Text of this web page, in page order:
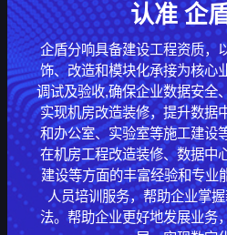
认准 企
企盾分响具备建设工程资质，
饰、改造和模块化承接为核心
调试及验收,确保企业数据安全
实现机房改造装修，提升数据
和办公室、实验室等施工建设
在机房工程改造装修、数据中
建设等方面的丰富经验和专业
人员培训服务，帮助企业掌
法。帮助企业更好地发展业务